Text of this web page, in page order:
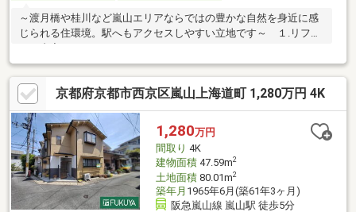
～渡月橋や桂川など嵐山エリアならではの豊かな自然を身近に感
じられる住環境。駅へもアクセスしやすい立地です～ １.リフォ
ッチン、洗面新調■フローリング新調■クロス新調■外壁塗装な
ど ２.おうちのPOINT♪━━ｖ━━━━━━━━━■リビングにエ
アコン１基あり！ ・新たに取り付ける必要がなく費用面でも嬉
しい♪■南向きのサンルームあり（４帖分） ・雨や花粉の時期に
室内干しができる ・家事が一階で完結する家事ラク効果！＼他
のおうちもまとめてご案内いたします♪／・ネットに掲載されてい
ない水面下情報をお届け
京都府京都市西京区嵐山上海道町 1,280万円 4K
1,280万円
間取り 4K
建物面積47.59m2
土地面積80.01m2
築年月 1965年6月(築61年3ヶ月)
阪急嵐山線 嵐山駅 徒歩5分